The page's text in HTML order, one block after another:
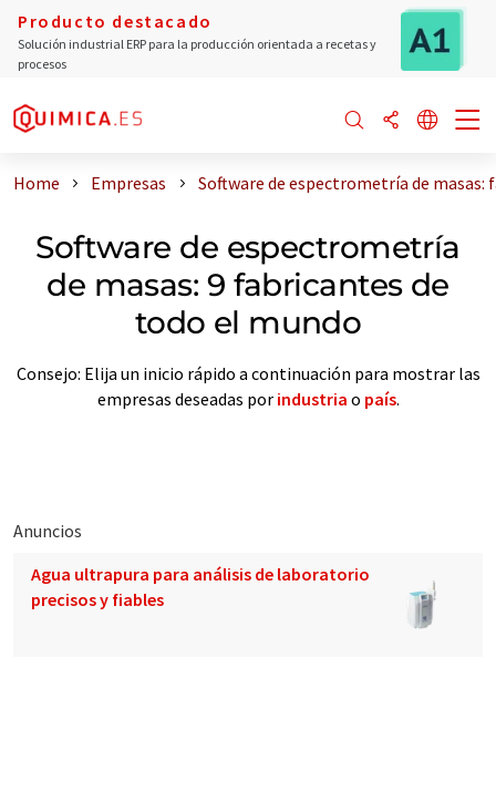
Producto destacado
Solución industrial ERP para la producción orientada a recetas y
procesos
Home Empresas Software de espectrometría de
Software de espectrometría
de masas: 9 fabricantes de
todo el mundo
Consejo: Elija un inicio rápido a continuación para mostrar las
empresas deseadas por industria o país.
Anuncios
Agua ultrapura para análisis de laboratorio
precisos y fiables